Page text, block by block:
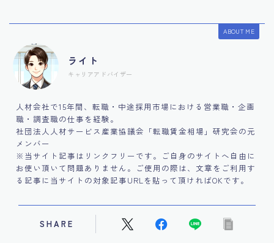
ABOUT ME
ライト
キャリアアドバイザー
人材会社で15年間、転職・中途採用市場における営業職・企画
職・調査職の仕事を経験。
社団法人人材サービス産業協議会「転職賃金相場」研究会の元
メンバー
※当サイト記事はリンクフリーです。ご自身のサイトへ自由に
お使い頂いて問題ありません。ご使用の際は、文章をご利用す
る記事に当サイトの対象記事URLを貼って頂ければOKです。
SHARE